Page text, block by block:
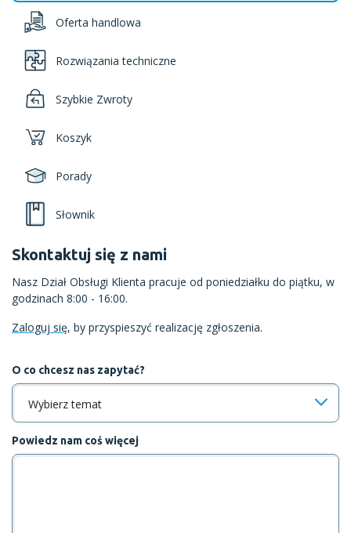
Oferta handlowa
Rozwiązania techniczne
Szybkie Zwroty
Koszyk
Porady
Słownik
Skontaktuj się z nami
Nasz Dział Obsługi Klienta pracuje od poniedziałku do piątku, w
godzinach 8:00 - 16:00.
Zaloguj się, by przyspieszyć realizację zgłoszenia.
O co chcesz nas zapytać?
Wybierz temat
Powiedz nam coś więcej